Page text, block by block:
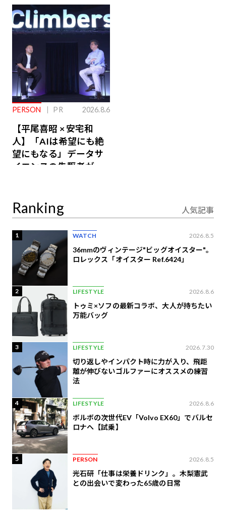
ジ会員特典あり】
PERSON PR 2026.8.6
【平尾喜昭 × 安宅和
人】「AIは希望にも絶
望にもなる」データサ
イエンスの先駆者が語
Ranking 人気記事
1 WATCH 2026.8.5
36mmのヴィンテージ"ビッグオイスター"。
ロレックス「オイスター Ref.6424」
2 LIFESTYLE 2026.8.6
トゥミ×ソフの最新コラボ、大人が持ちたい
万能バッグ
3 LIFESTYLE 2026.7.30
切り返しやインパクト時に力が入り、飛距
離が伸びないゴルファーにオススメの練習
法
4 LIFESTYLE 2026.8.6
ボルボの次世代EV「Volvo EX60」でバルセ
ロナへ【試乗】
5 PERSON 2026.8.5
光石研「仕事は栄養ドリンク」。木梨憲武
との出会いで変わった65歳の日常